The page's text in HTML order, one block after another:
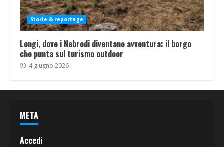
Storie & reportage
Longi, dove i Nebrodi diventano avventura: il borgo
che punta sul turismo outdoor
4 giugno 2026
META
Accedi